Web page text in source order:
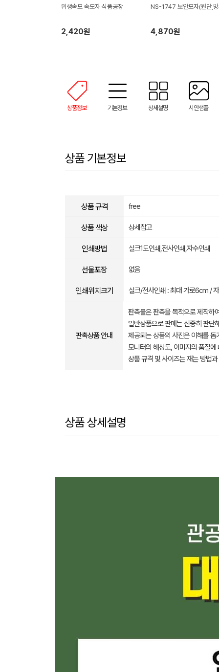
위생속모 속모자 식품공장
2,420원
NS-1747 보안모자(원단,
4,870원
상품정보 기본정보 상세설명 시안샘플
상품 기본정보
상품 규격 free
상품 색상 상세참고
인쇄방법 실크1도인쇄,전사인쇄,자수인쇄
선물포장 없음
인쇄위치크기 실크/전사인쇄 : 최대 가로6cm /
판촉상품 안내
판촉물은 판촉을 목적으로 제작하
일반상품으로 판매는 신중히 판단
제공되는 상품의 사진은 이해를
모니터의 해상도, 이미지의 품질
상품 규격 및 사이즈는 재는 방법
상품 상세설명